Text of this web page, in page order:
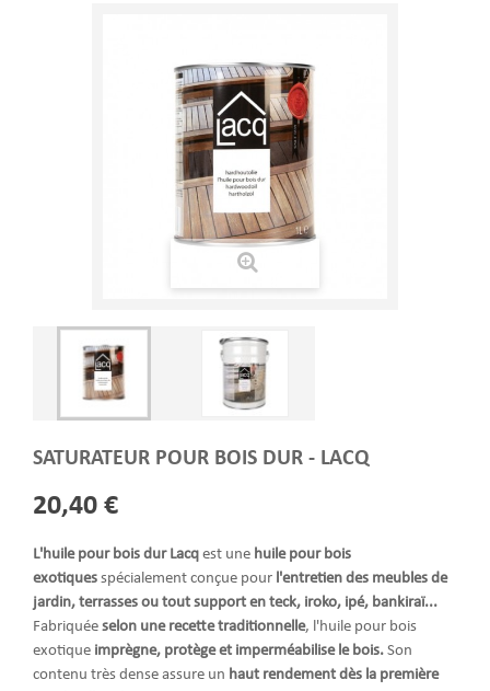
SATURATEUR POUR BOIS DUR - LACQ
20,40 €
L'huile pour bois dur Lacq est une huile pour bois
exotiques spécialement conçue pour l'entretien des meubles de
jardin, terrasses ou tout support en teck, iroko, ipé, bankiraï...
Fabriquée selon une recette traditionnelle, l'huile pour bois
exotique imprègne, protège et imperméabilise le bois. Son
contenu très dense assure un haut rendement dès la première